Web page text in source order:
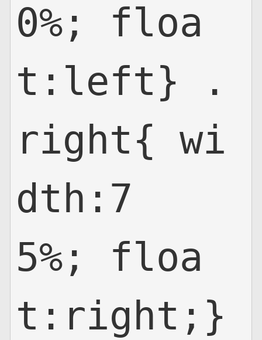
0%; floa
t:left} .
right{ wi
dth:7
5%; floa
t:right;}